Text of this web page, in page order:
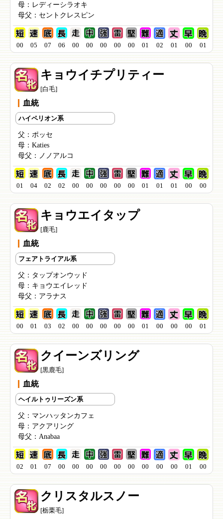
母： レディーシラオキ
母父： セントクレスピン
00 05 07 06 00 00 00 00 00 01 02 01 00 01
キョウイチプリティー
[白毛]
血統
ハイペリオン系
父： ポッセ
母： Katies
母父：
ノノアルコ
01 04 02 02 00 00 00 00 00 01 01 01 00 00
キョウエイタップ
[鹿毛]
血統
フェアトライアル系
父： タップオンウッド
母： キョウエイレッド
母父： アラナス
00 01 03 02 00 00 00 00 00 01 00 00 00 01
クイーンズリング
[黒鹿毛]
血統
ヘイルトゥリーズン系
父： マンハッタンカフェ
母： アクアリング
母父： Anabaa
02 01 07 00 00 00 00 00 00 00 00 00 01 00
クリスタルスノー
[栃栗毛]